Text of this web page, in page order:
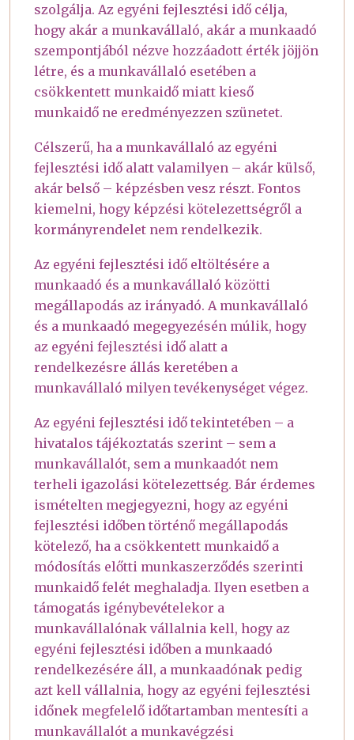
szolgálja. Az egyéni fejlesztési idő célja,
hogy akár a munkavállaló, akár a munkaadó
szempontjából nézve hozzáadott érték jöjjön
létre, és a munkavállaló esetében a
csökkentett munkaidő miatt kieső
munkaidő ne eredményezzen szünetet.
Célszerű, ha a munkavállaló az egyéni
fejlesztési idő alatt valamilyen – akár külső,
akár belső – képzésben vesz részt. Fontos
kiemelni, hogy képzési kötelezettségről a
kormányrendelet nem rendelkezik.
Az egyéni fejlesztési idő eltöltésére a
munkaadó és a munkavállaló közötti
megállapodás az irányadó. A munkavállaló
és a munkaadó megegyezésén múlik, hogy
az egyéni fejlesztési idő alatt a
rendelkezésre állás keretében a
munkavállaló milyen tevékenységet végez.
Az egyéni fejlesztési idő tekintetében – a
hivatalos tájékoztatás szerint – sem a
munkavállalót, sem a munkaadót nem
terheli igazolási kötelezettség. Bár érdemes
ismételten megjegyezni, hogy az egyéni
fejlesztési időben történő megállapodás
kötelező, ha a csökkentett munkaidő a
módosítás előtti munkaszerződés szerinti
munkaidő felét meghaladja. Ilyen esetben a
támogatás igénybevételekor a
munkavállalónak vállalnia kell, hogy az
egyéni fejlesztési időben a munkaadó
rendelkezésére áll, a munkaadónak pedig
azt kell vállalnia, hogy az egyéni fejlesztési
időnek megfelelő időtartamban mentesíti a
munkavállalót a munkavégzési